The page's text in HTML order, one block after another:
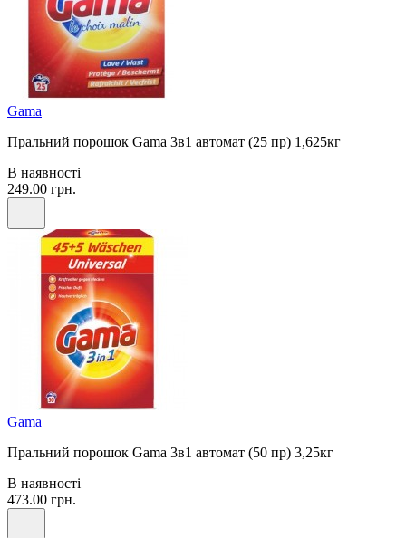
Gama
Пральний порошок Gama 3в1 автомат (25 пр) 1,625кг
В наявності
249.00 грн.
Gama
Пральний порошок Gama 3в1 автомат (50 пр) 3,25кг
В наявності
473.00 грн.